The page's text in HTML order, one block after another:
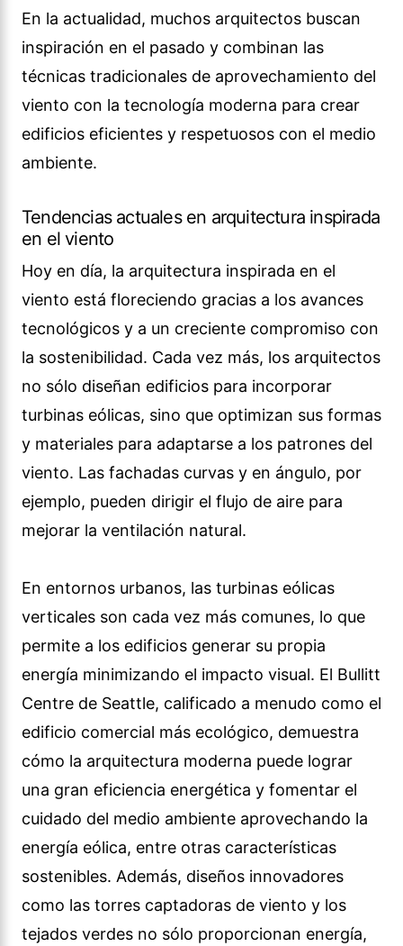
En la actualidad, muchos arquitectos buscan
inspiración en el pasado y combinan las
técnicas tradicionales de aprovechamiento del
viento con la tecnología moderna para crear
edificios eficientes y respetuosos con el medio
ambiente.
Tendencias actuales en arquitectura inspirada
en el viento
Hoy en día, la arquitectura inspirada en el
viento está floreciendo gracias a los avances
tecnológicos y a un creciente compromiso con
la sostenibilidad. Cada vez más, los arquitectos
no sólo diseñan edificios para incorporar
turbinas eólicas, sino que optimizan sus formas
y materiales para adaptarse a los patrones del
viento. Las fachadas curvas y en ángulo, por
ejemplo, pueden dirigir el flujo de aire para
mejorar la ventilación natural.
En entornos urbanos, las turbinas eólicas
verticales son cada vez más comunes, lo que
permite a los edificios generar su propia
energía minimizando el impacto visual. El Bullitt
Centre de Seattle, calificado a menudo como el
edificio comercial más ecológico, demuestra
cómo la arquitectura moderna puede lograr
una gran eficiencia energética y fomentar el
cuidado del medio ambiente aprovechando la
energía eólica, entre otras características
sostenibles. Además, diseños innovadores
como las torres captadoras de viento y los
tejados verdes no sólo proporcionan energía,